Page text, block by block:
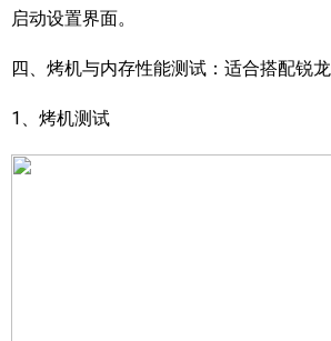
启动设置界面。
四、烤机与内存性能测试：适合搭配锐
1、烤机测试